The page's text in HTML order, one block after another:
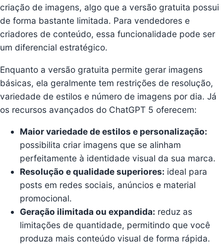
criação de imagens, algo que a versão gratuita possui
de forma bastante limitada. Para vendedores e
criadores de conteúdo, essa funcionalidade pode ser
um diferencial estratégico.
Enquanto a versão gratuita permite gerar imagens
básicas, ela geralmente tem restrições de resolução,
variedade de estilos e número de imagens por dia. Já
os recursos avançados do ChatGPT 5 oferecem:
Maior variedade de estilos e personalização:
possibilita criar imagens que se alinham
perfeitamente à identidade visual da sua marca.
Resolução e qualidade superiores: ideal para
posts em redes sociais, anúncios e material
promocional.
Geração ilimitada ou expandida: reduz as
limitações de quantidade, permitindo que você
produza mais conteúdo visual de forma rápida.